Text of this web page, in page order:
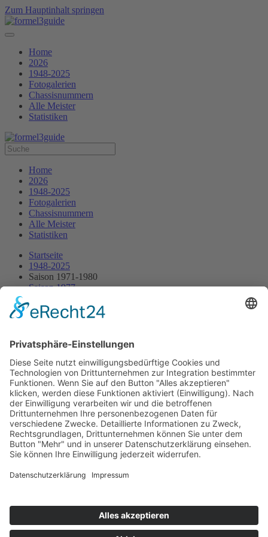
Zum Hauptinhalt springen
Home
2026
1948-2025
Fotogalerien
Chassisnummern
Alle Meister
Statistiken
Home
2026
1948-2025
Fotogalerien
Chassisnummern
Alle Meister
Statistiken
Startseite
1948-2025
Saison 1971-1980
Saison 1977
07.05.1977 - Wallberg
Streckenskizze Programmheft
Alle Ergebnisse:
Nennungsliste
Ergebnis Rennen
Impressum
Jahrbuch